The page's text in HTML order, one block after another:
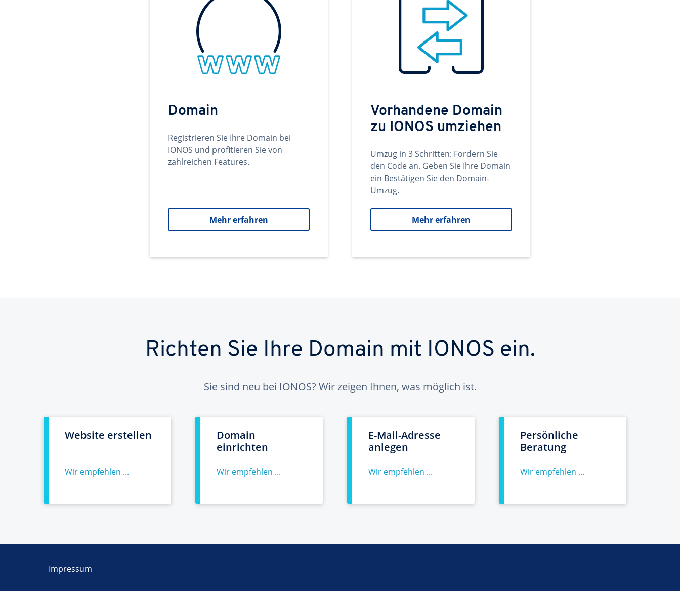
Domain
Registrieren Sie Ihre Domain bei
IONOS und profitieren Sie von
zahlreichen Features.
Mehr erfahren
Vorhandene Domain
zu IONOS umziehen
Umzug in 3 Schritten: Fordern Sie
den Code an. Geben Sie Ihre Domain
ein Bestätigen Sie den Domain-
Umzug.
Mehr erfahren
Richten Sie Ihre Domain mit IONOS ein.
Sie sind neu bei IONOS? Wir zeigen Ihnen, was möglich ist.
Website erstellen
Wir empfehlen ...
Domain
einrichten
Wir empfehlen ...
E-Mail-Adresse
anlegen
Wir empfehlen ...
Persönliche
Beratung
Wir empfehlen ...
Impressum